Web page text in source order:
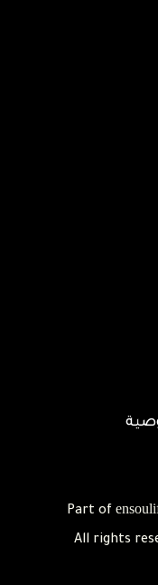
Part of
All rights